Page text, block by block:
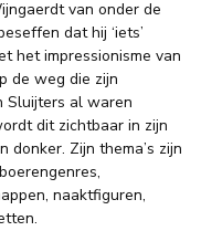
van onder de
dat hij ‘iets’
het impressionisme van
de weg die zijn
Sluijters al waren
dit zichtbaar in zijn
Zijn thema’s zijn
naaktfiguren,